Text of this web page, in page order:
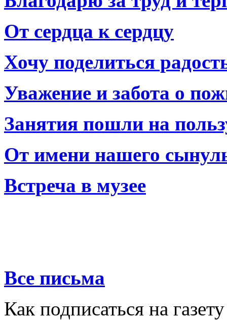
От сердца к сердцу
Хочу поделиться
Уважение и забота о
Занятия пошли на
От имени нашего
Встреча в музее
Все письма
Как подписаться на газету